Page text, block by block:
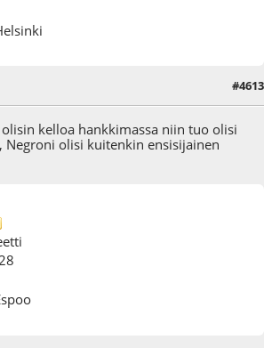
#4613
kelloa hankkimassa niin tuo olisi
olisi kuitenkin ensisijainen